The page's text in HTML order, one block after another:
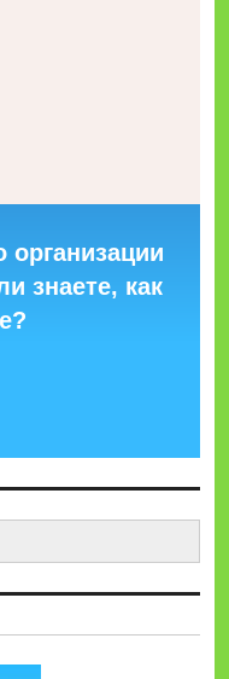
организации
знаете, как